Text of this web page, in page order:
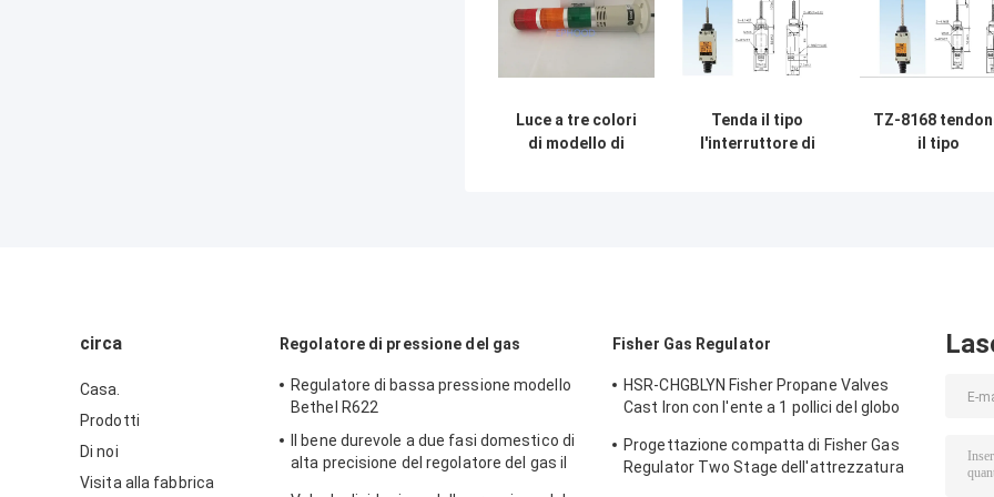
Luce a tre colori
di modello di
Tenda il tipo
l'interruttore di
TZ-8168
il tipo
circa
Casa.
Prodotti
Di noi
Visita alla fabbrica
Regolatore di pressione del gas
Regulatore di bassa pressione modello
Bethel R622
Il bene durevole a due fasi domestico di
alta precisione del regolatore del gas il
Fisher Gas Regulator
HSR-CHGBLYN Fisher Propane Valves
Cast Iron con l'ente a 1 pollici del globo
Progettazione compatta di Fisher Gas
Regulator Two Stage dell'attrezzatura